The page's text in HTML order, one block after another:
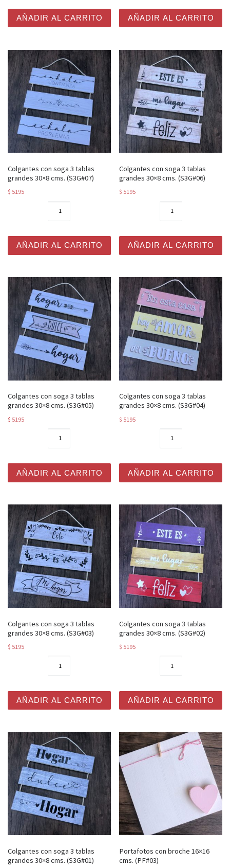
AÑADIR AL CARRITO AÑADIR AL CARRITO
Colgantes con soga 3 tablas
grandes 30×8 cms. (S3G#07)
$ 5195
AÑADIR AL CARRITO
Colgantes con soga 3 tablas
grandes 30×8 cms. (S3G#06)
$ 5195
AÑADIR AL CARRITO
Colgantes con soga 3 tablas
grandes 30×8 cms. (S3G#05)
$ 5195
AÑADIR AL CARRITO
Colgantes con soga 3 tablas
grandes 30×8 cms. (S3G#04)
$ 5195
AÑADIR AL CARRITO
Colgantes con soga 3 tablas
grandes 30×8 cms. (S3G#03)
$ 5195
AÑADIR AL CARRITO
Colgantes con soga 3 tablas
grandes 30×8 cms. (S3G#02)
$ 5195
AÑADIR AL CARRITO
Colgantes con soga 3 tablas
grandes 30×8 cms. (S3G#01)
Portafotos con broche 16×16
cms. (PF#03)